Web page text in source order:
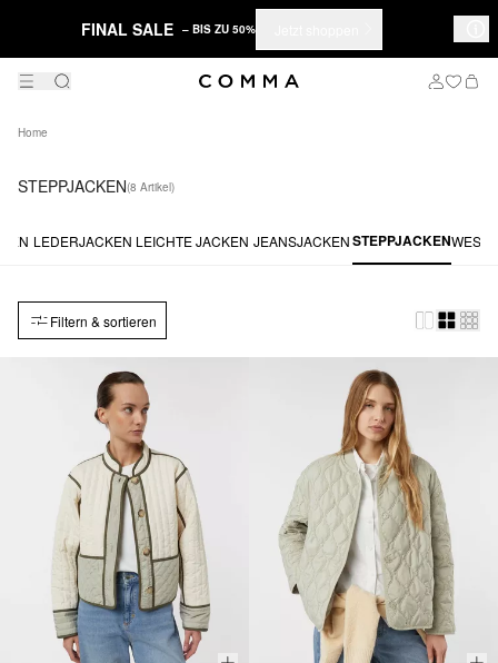
FINAL SALE – BIS ZU 50%
Home
STEPPJACKEN(8 Artikel)
LEDERJACKEN LEICHTE JACKEN JEANSJACKENSTEPPJACKEN
Filtern & sortieren